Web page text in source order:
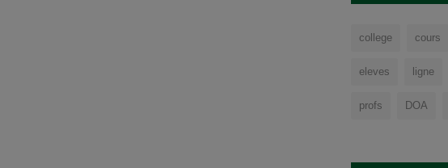
college cours
eleves ligne
profs DOA